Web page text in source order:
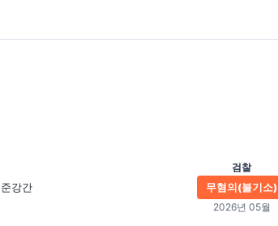
준강간
검찰
무혐의(불기소)
2026년 05월